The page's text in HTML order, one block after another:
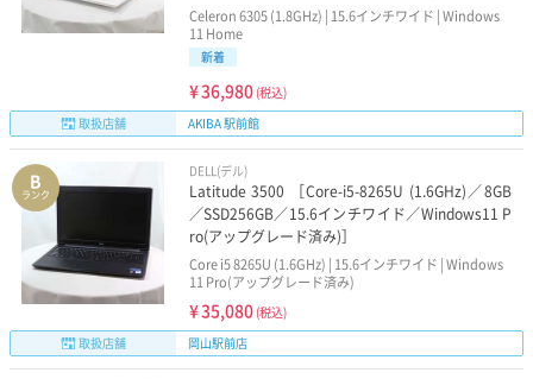
Celeron 6305 (1.8GHz) | 15.6インチワイド | Windows
11 Home
新着
¥36,980 (税込)
取扱店舗
AKIBA 駅前館
B
ランク
DELL(デル)
Latitude 3500 ［Core-i5-8265U (1.6GHz)／8GB
／SSD256GB／15.6インチワイド／Windows11 P
ro(アップグレード済み)］
Core i5 8265U (1.6GHz) | 15.6インチワイド | Windows
11 Pro(アップグレード済み)
¥35,080 (税込)
取扱店舗
岡山駅前店